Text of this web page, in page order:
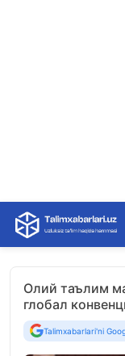
Skip
content
Олий таълим
глобал
Talimxabarlari'ni